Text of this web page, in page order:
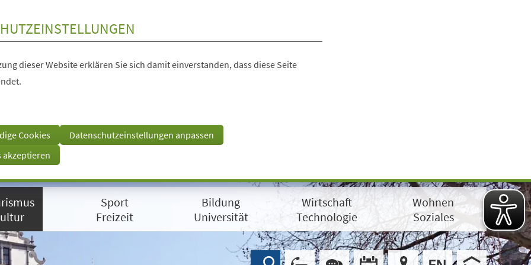
dieser Website erklären Sie sich damit einverstanden, dass diese Seite
Cookies
Datenschutzeinstellungen anpassen
akzeptieren
Sport
Freizeit
Bildung
Universität
Wirtschaft
Technologie
Wohnen
Soziales